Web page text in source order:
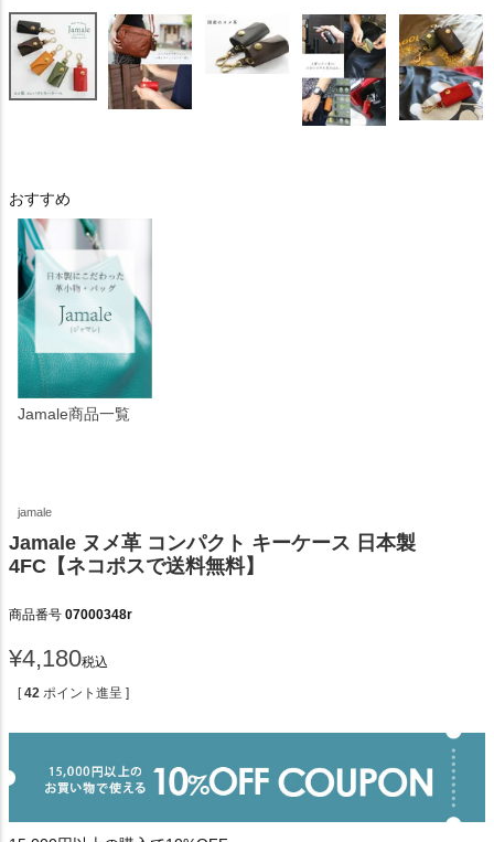
おすすめ
Jamale商品一覧
jamale
Jamale ヌメ革 コンパクト キーケース 日本製
4FC【ネコポスで送料無料】
商品番号 07000348r
¥4,180税込
[ 42 ポイント進呈 ]